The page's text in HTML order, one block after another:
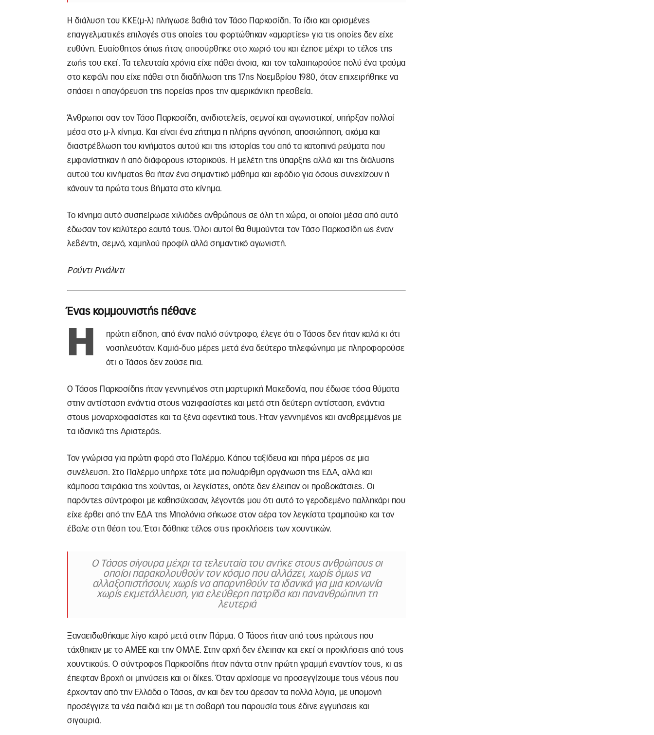
Η διάλυση του ΚΚΕ(μ-λ) πλήγωσε βαθιά τον Τάσο Παρκοσίδη. Το ίδιο και ορισμένες
επαγγελματικές επιλογές στις οποίες του φορτώθηκαν «αμαρτίες» για τις οποίες δεν είχε
ευθύνη. Ευαίσθητος όπως ήταν, αποσύρθηκε στο χωριό του και έζησε μέχρι το τέλος της
ζωής του εκεί. Τα τελευταία χρόνια είχε πάθει άνοια, και τον ταλαιπωρούσε πολύ ένα τραύμα
στο κεφάλι που είχε πάθει στη διαδήλωση της 17ης Νοεμβρίου 1980, όταν επιχειρήθηκε να
σπάσει η απαγόρευση της πορείας προς την αμερικάνικη πρεσβεία.
Άνθρωποι σαν τον Τάσο Παρκοσίδη, ανιδιοτελείς, σεμνοί και αγωνιστικοί, υπήρξαν πολλοί
μέσα στο μ-λ κίνημα. Και είναι ένα ζήτημα η πλήρης αγνόηση, αποσιώπηση, ακόμα και
διαστρέβλωση του κινήματος αυτού και της ιστορίας του από τα κατοπινά ρεύματα που
εμφανίστηκαν ή από διάφορους ιστορικούς. Η μελέτη της ύπαρξης αλλά και της διάλυσης
αυτού του κινήματος θα ήταν ένα σημαντικό μάθημα και εφόδιο για όσους συνεχίζουν ή
κάνουν τα πρώτα τους βήματα στο κίνημα.
Το κίνημα αυτό συσπείρωσε χιλιάδες ανθρώπους σε όλη τη χώρα, οι οποίοι μέσα από αυτό
έδωσαν τον καλύτερο εαυτό τους. Όλοι αυτοί θα θυμούνται τον Τάσο Παρκοσίδη ως έναν
λεβέντη, σεμνό, χαμηλού προφίλ αλλά σημαντικό αγωνιστή.
Ρούντι Ρινάλντι
Ένας κομμουνιστής πέθανε
Η
πρώτη είδηση, από έναν παλιό σύντροφο, έλεγε ότι ο Τάσος δεν ήταν καλά κι ότι
νοσηλευόταν. Καμιά-δυο μέρες μετά ένα δεύτερο τηλεφώνημα με πληροφορούσε
ότι ο Τάσος δεν ζούσε πια.
Ο Τάσος Παρκοσίδης ήταν γεννημένος στη μαρτυρική Μακεδονία, που έδωσε τόσα θύματα
στην αντίσταση ενάντια στους ναζιφασίστες και μετά στη δεύτερη αντίσταση, ενάντια
στους μοναρχοφασίστες και τα ξένα αφεντικά τους. Ήταν γεννημένος και αναθρεμμένος με
τα ιδανικά της Αριστεράς.
Τον γνώρισα για πρώτη φορά στο Παλέρμο. Κάπου ταξίδευα και πήρα μέρος σε μια
συνέλευση. Στο Παλέρμο υπήρχε τότε μια πολυάριθμη οργάνωση της ΕΔΑ, αλλά και
κάμποσα τσιράκια της χούντας, οι λεγκίστες, οπότε δεν έλειπαν οι προβοκάτσιες. Οι
παρόντες σύντροφοι με καθησύχασαν, λέγοντάς μου ότι αυτό το γεροδεμένο παλληκάρι που
είχε έρθει από την ΕΔΑ της Μπολόνια σήκωσε στον αέρα τον λεγκίστα τραμπούκο και τον
έβαλε στη θέση του. Έτσι δόθηκε τέλος στις προκλήσεις των χουντικών.
Ο Τάσος σίγουρα μέχρι τα τελευταία του ανήκε στους ανθρώπους οι
οποίοι παρακολουθούν τον κόσμο που αλλάζει, χωρίς όμως να
αλλαξοπιστήσουν, χωρίς να απαρνηθούν τα ιδανικά για μια κοινωνία
χωρίς εκμετάλλευση, για ελεύθερη πατρίδα και πανανθρώπινη τη
λευτεριά
Ξαναειδωθήκαμε λίγο καιρό μετά στην Πάρμα. Ο Τάσος ήταν από τους πρώτους που
τάχθηκαν με το ΑΜΕΕ και την ΟΜΛΕ. Στην αρχή δεν έλειπαν και εκεί οι προκλήσεις από τους
χουντικούς. Ο σύντροφος Παρκοσίδης ήταν πάντα στην πρώτη γραμμή εναντίον τους, κι ας
έπεφταν βροχή οι μηνύσεις και οι δίκες. Όταν αρχίσαμε να προσεγγίζουμε τους νέους που
έρχονταν από την Ελλάδα ο Τάσος, αν και δεν του άρεσαν τα πολλά λόγια, με υπομονή
προσέγγιζε τα νέα παιδιά και με τη σοβαρή του παρουσία τους έδινε εγγυήσεις και
σιγουριά.